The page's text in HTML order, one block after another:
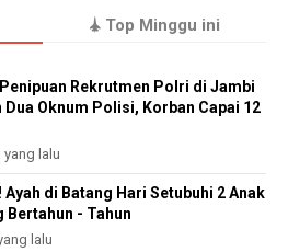
Top Minggu ini
Rekrutmen Polri di Jambi
Dua Oknum Polisi, Korban Capai 12
yang lalu
Ayah di Batang Hari Setubuhi 2 Anak
Bertahun - Tahun
lalu